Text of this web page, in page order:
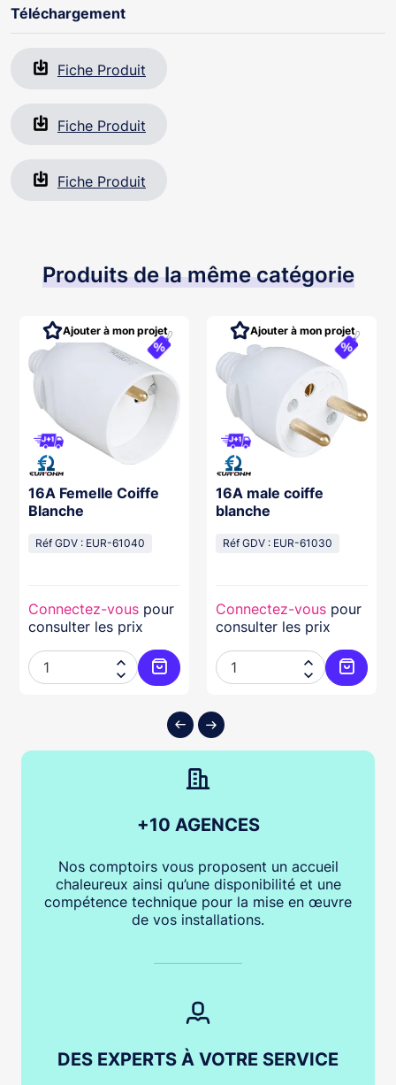
Téléchargement
Fiche Produit
Fiche Produit
Fiche Produit
Produits de la même catégorie
au panier
16A Femelle Coiffe
Blanche
Réf GDV : EUR-61040
Connectez-vous pour
consulter les prix


Ajouter au panier
Ajouter à mon projet
16A male coiffe
blanche
Réf GDV : EUR-61030
Connectez-vous pour
consulter les prix


Ajouter à mon projet
+10 AGENCES
Nos comptoirs vous proposent un accueil
chaleureux ainsi qu’une disponibilité et une
compétence technique pour la mise en œuvre
de vos installations.
DES EXPERTS À VOTRE SERVICE